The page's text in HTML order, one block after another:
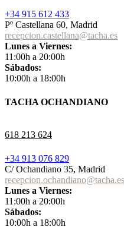
+34 915 612 433
Pº Castellana 60, Madrid
recepcion.castellana@tacha.es
Lunes a Viernes:
11:00h a 20:00h
Sábados:
10:00h a 18:00h
TACHA OCHANDIANO
618 213 624
+34 913 076 829
C/ Ochandiano 35, Madrid
recepcion.ochandiano@tacha.es
Lunes a Viernes:
11:00h a 20:00h
Sábados:
10:00h a 18:00h